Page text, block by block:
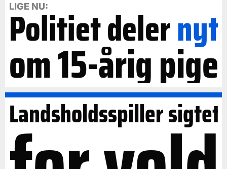
LIGE NU:
Politiet delernyt
om 15-årig pige
Landsholdsspiller sigtet